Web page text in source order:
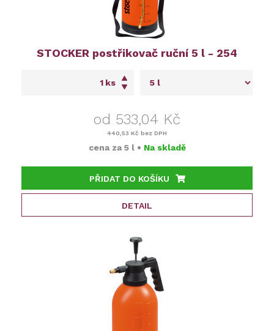
STOCKER postřikovač ruční 5 l - 254
ks
od 533,04 Kč
440,53 Kč bez DPH
cena za 5 l • Na skladě
PŘIDAT DO KOŠÍKU
DETAIL